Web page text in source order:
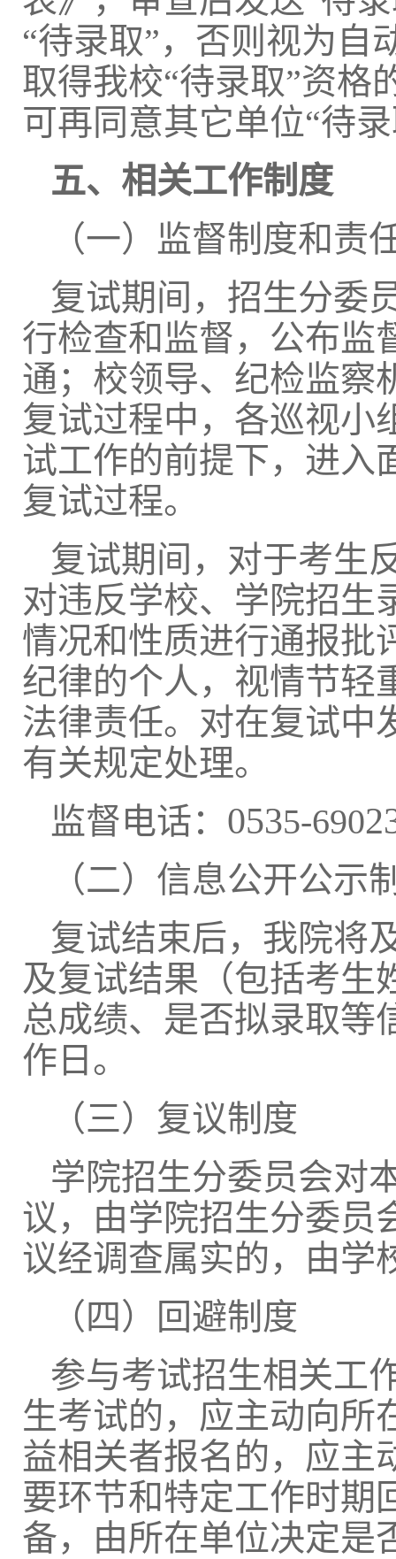
“待录取”，否则视为自
取得我校“待录取”资格
可再同意其它单位“待
五、相关工作制度
（一）监督制度和责
复试期间，招生分委
行检查和监督， 公布监
通；校领导、纪检监察
复试过程中，各巡视小
试工作的前提下，进入
复试过程。
复试期间，对于考生
对违反学校、学院招生
情况和性质进行通报批
纪律的个人，视情节轻
法律责任。对在复试中
有关规定处理。
监督电话： 0535-690
（二）信息公开公示
复试结束后，我院将
及复试结果（包括考生
总成绩、是否拟录取等
作日。
（三）复议制度
学院招生分委员会对
议，由学院招生分委员
议经调查属实的，由学
（四）回避制度
参与考试招生相关工
生考试的，应主动向所
益相关者报名的，应主
要环节和特定工作时期
备，由所在单位决定是